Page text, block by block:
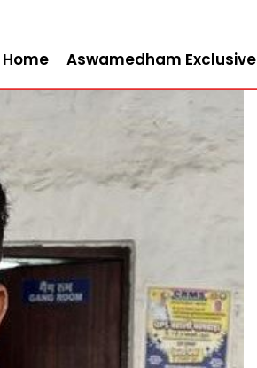
Home Aswamedham Exclusive